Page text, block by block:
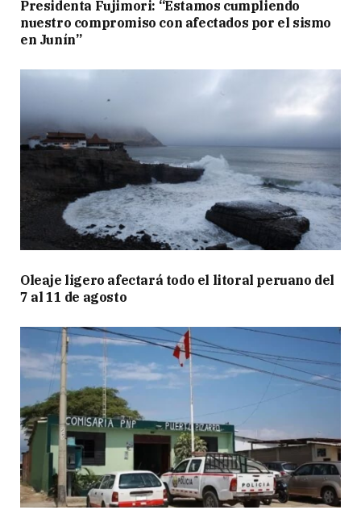
Presidenta Fujimori: “Estamos cumpliendo
nuestro compromiso con afectados por el sismo
en Junín”
Oleaje ligero afectará todo el litoral peruano del
7 al 11 de agosto